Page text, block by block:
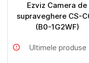
Ezviz Camera de
supraveghere CS-
(B0-1G2WF)
Ultimele produse